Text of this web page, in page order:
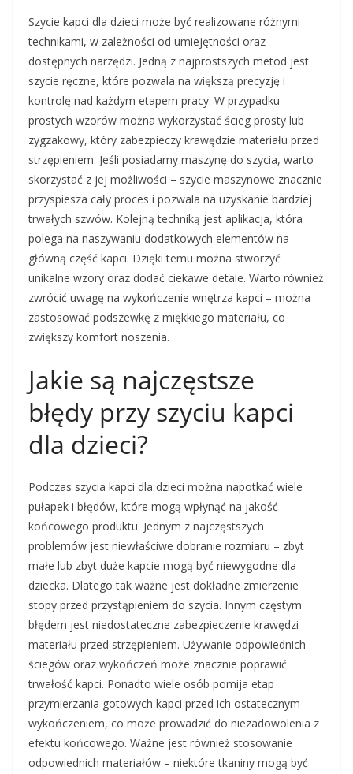
Szycie kapci dla dzieci może być realizowane różnymi
technikami, w zależności od umiejętności oraz
dostępnych narzędzi. Jedną z najprostszych metod jest
szycie ręczne, które pozwala na większą precyzję i
kontrolę nad każdym etapem pracy. W przypadku
prostych wzorów można wykorzystać ścieg prosty lub
zygzakowy, który zabezpieczy krawędzie materiału przed
strzępieniem. Jeśli posiadamy maszynę do szycia, warto
skorzystać z jej możliwości – szycie maszynowe znacznie
przyspiesza cały proces i pozwala na uzyskanie bardziej
trwałych szwów. Kolejną techniką jest aplikacja, która
polega na naszywaniu dodatkowych elementów na
główną część kapci. Dzięki temu można stworzyć
unikalne wzory oraz dodać ciekawe detale. Warto również
zwrócić uwagę na wykończenie wnętrza kapci – można
zastosować podszewkę z miękkiego materiału, co
zwiększy komfort noszenia.
Jakie są najczęstsze
błędy przy szyciu kapci
dla dzieci?
Podczas szycia kapci dla dzieci można napotkać wiele
pułapek i błędów, które mogą wpłynąć na jakość
końcowego produktu. Jednym z najczęstszych
problemów jest niewłaściwe dobranie rozmiaru – zbyt
małe lub zbyt duże kapcie mogą być niewygodne dla
dziecka. Dlatego tak ważne jest dokładne zmierzenie
stopy przed przystąpieniem do szycia. Innym częstym
błędem jest niedostateczne zabezpieczenie krawędzi
materiału przed strzępieniem. Używanie odpowiednich
ściegów oraz wykończeń może znacznie poprawić
trwałość kapci. Ponadto wiele osób pomija etap
przymierzania gotowych kapci przed ich ostatecznym
wykończeniem, co może prowadzić do niezadowolenia z
efektu końcowego. Ważne jest również stosowanie
odpowiednich materiałów – niektóre tkaniny mogą być